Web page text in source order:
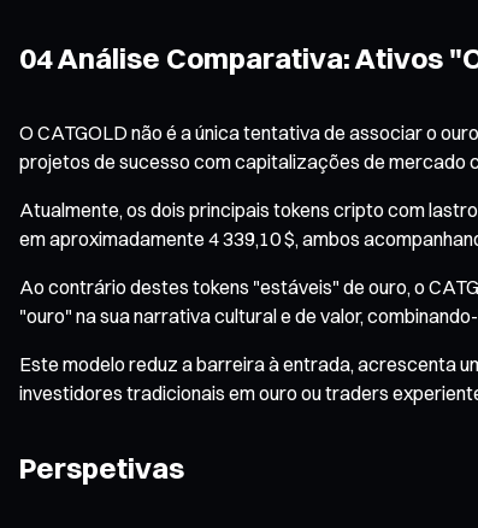
04 Análise Comparativa: Ativos
O CATGOLD não é a única tentativa de associar o
projetos de sucesso com capitalizações de mercado
Atualmente, os dois principais tokens cripto com
em aproximadamente 4 339,10 $, ambos
Ao contrário destes tokens "estáveis" de ouro, o
"ouro" na sua narrativa cultural e de valor,
Este modelo reduz a barreira à entrada, acrescenta
investidores tradicionais em ouro ou traders
Perspetivas